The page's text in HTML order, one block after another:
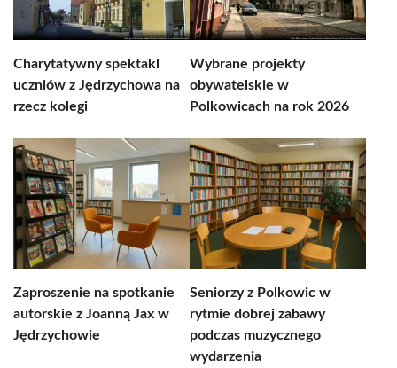
Charytatywny spektakl
uczniów z Jędrzychowa na
rzecz kolegi
Wybrane projekty
obywatelskie w
Polkowicach na rok 2026
Zaproszenie na spotkanie
autorskie z Joanną Jax w
Jędrzychowie
Seniorzy z Polkowic w
rytmie dobrej zabawy
podczas muzycznego
wydarzenia